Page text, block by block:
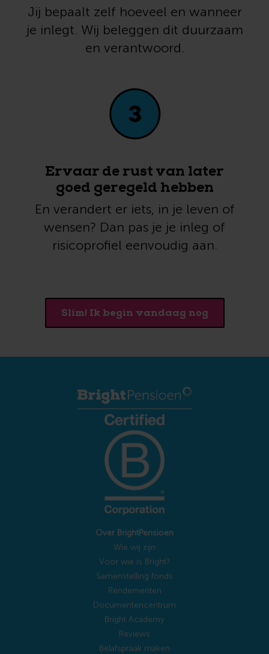
Jij bepaalt zelf hoeveel en wanneer
je inlegt. Wij beleggen dit duurzaam
en verantwoord.
Ervaar de rust van later
goed geregeld hebben
En verandert er iets, in je leven of
wensen? Dan pas je je inleg of
risicoprofiel eenvoudig aan.
Slim! Ik begin vandaag nog
Over BrightPensioen
Wie wij zijn
Voor wie is Bright?
Samenstelling fonds
Rendementen
Documentencentrum
Bright Academy
Reviews
Belafspraak maken